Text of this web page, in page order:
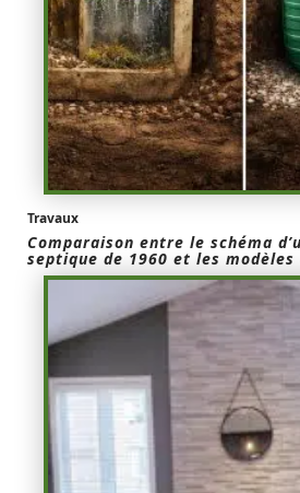
Travaux
Comparaison entre le schéma
septique de 1960 et les modèles